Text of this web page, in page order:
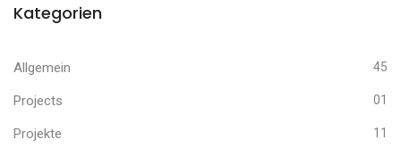
Kategorien
Allgemein 45
Projects 01
Projekte 11